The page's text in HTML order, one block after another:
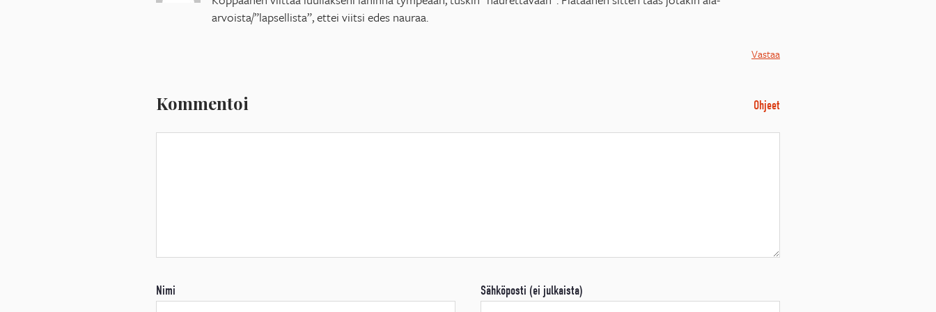
arvoista/”lapsellista”, ettei viitsi edes nauraa.
Vastaa
Kommentoi Ohjeet
Nimi Sähköposti (ei julkaista)